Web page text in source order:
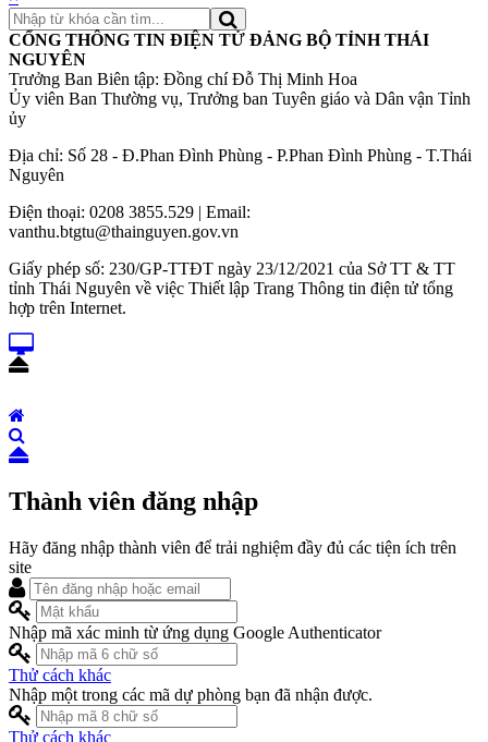
CỔNG THÔNG TIN ĐIỆN TỬ ĐẢNG BỘ TỈNH THÁI
NGUYÊN
Trưởng Ban Biên tập: Đồng chí Đỗ Thị Minh Hoa
Ủy viên Ban Thường vụ, Trưởng ban Tuyên giáo và Dân vận Tỉnh
ủy
Địa chỉ: Số 28 - Đ.Phan Đình Phùng - P.Phan Đình Phùng - T.Thái
Nguyên
Điện thoại: 0208 3855.529 | Email:
vanthu.btgtu@thainguyen.gov.vn
Giấy phép số: 230/GP-TTĐT ngày 23/12/2021 của Sở TT & TT
tỉnh Thái Nguyên về việc Thiết lập Trang Thông tin điện tử tổng
hợp trên Internet.
Thành viên đăng nhập
Hãy đăng nhập thành viên để trải nghiệm đầy đủ các tiện ích trên
site
Nhập mã xác minh từ ứng dụng Google Authenticator
Thử cách khác
Nhập một trong các mã dự phòng bạn đã nhận được.
Thử cách khác